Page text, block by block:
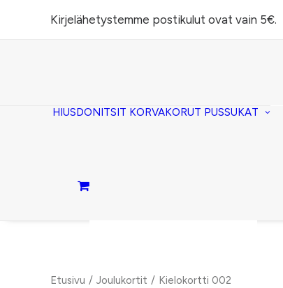
Kirjelähetystemme postikulut ovat vain 5€.
HIUSDONITSIT KORVAKORUT PUSSUKAT
Etusivu Joulukortit Kielokortti 002